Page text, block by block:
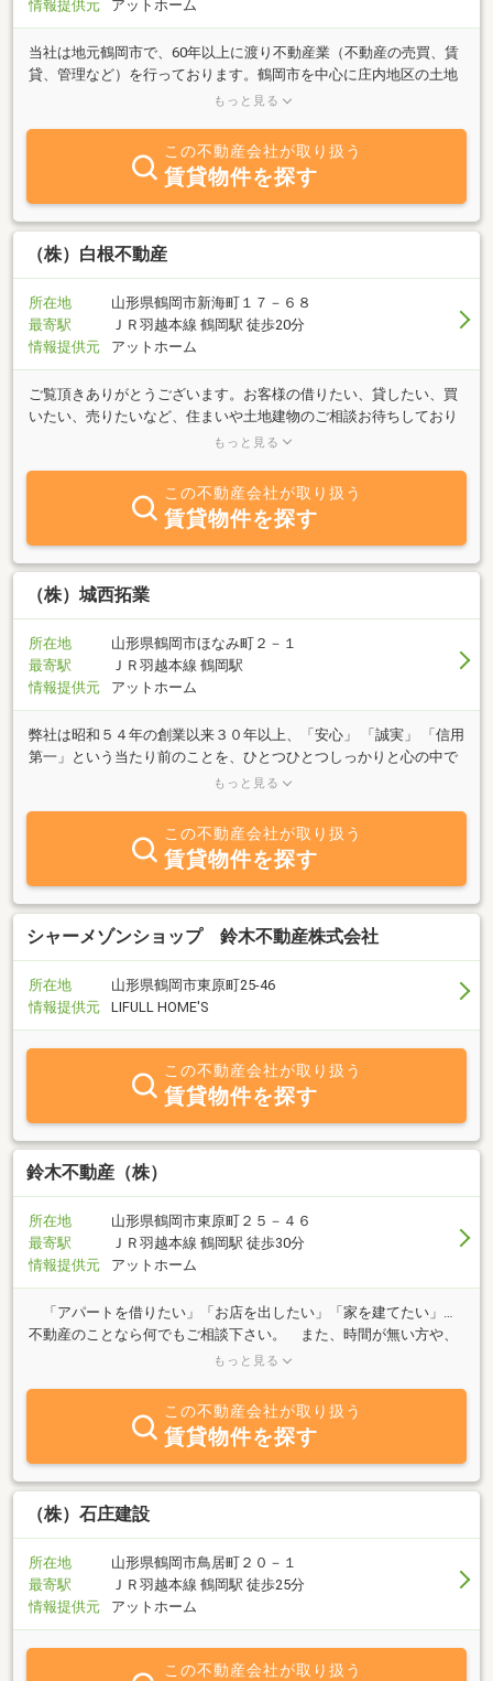
情報提供元 アットホーム
当社は地元鶴岡市で、60年以上に渡り不動産業（不動産の売買、賃
貸、管理など）を行っております。鶴岡市を中心に庄内地区の土地
建物の売買、賃貸のご紹介、物件の管理など不動産のことなら何で
宅」など、不動産に関する困りごと、お悩みごとは様々あり、何か
ら始めればいいか分からない方も多いかと思います。当社は常にお
客様目線で考え、お客様の想いに寄り添ったご提案をさせていただ
きます。まずは、お気軽にご相談ください。不動産に関わるお悩み
を解決する一助になれますと幸いです。
もっと見る
この不動産会社が取り扱う
賃貸物件を探す
（株）白根不動産
所在地
山形県鶴岡市新海町１７－６８
最寄駅
ＪＲ羽越本線 鶴岡駅 徒歩20分
情報提供元
アットホーム
ご覧頂きありがとうございます。お客様の借りたい、貸したい、買
いたい、売りたいなど、住まいや土地建物のご相談お待ちしており
ます。休日はご予約にて対応しておりますので、お気軽にお問い合
もっと見る
この不動産会社が取り扱う
賃貸物件を探す
（株）城西拓業
所在地
山形県鶴岡市ほなみ町２－１
最寄駅
ＪＲ羽越本線 鶴岡駅
情報提供元
アットホーム
弊社は昭和５４年の創業以来３０年以上、「安心」 「誠実」 「信用
第一」という当たり前のことを、ひとつひとつしっかりと心の中で
育てながら、ここまで歩んで参りました。大企業のような大資本、
くても大切なことをしっかりと対応することができる、そんな企業
です。お客様とのひとつひとつの出会いを大切にし、末永くお付き
合いをさせて頂きたい、そして、お客様に満足頂くことが何より弊
社にとっての幸せであると考え、街作りの一端を担うことができれ
ばと考えております。今後ともご指導ご鞭撻を頂けますよう、社員
一同お願い申し上げます。
もっと見る
この不動産会社が取り扱う
賃貸物件を探す
シャーメゾンショップ 鈴木不動産株式会社
所在地
山形県鶴岡市東原町25-46
情報提供元
LIFULL HOME'S
この不動産会社が取り扱う
賃貸物件を探す
鈴木不動産（株）
所在地
山形県鶴岡市東原町２５－４６
最寄駅
ＪＲ羽越本線 鶴岡駅 徒歩30分
情報提供元
アットホーム
「アパートを借りたい」「お店を出したい」「家を建てたい」…
不動産のことなら何でもご相談下さい。 また、時間が無い方や、
県外に居て物件に足を運べない方の為に、ホームページでは物件の
いますので、こまめにチェックしていると、あなたの希望の物件に
めぐり合えるかもしれませんよ。 ブログ『りあるえすてぇいと・
にゅうす』では不動産の小ネタから地元鶴岡の美味しいお店まで幅
広くご紹介しております。営業日は毎日更新しておりますので是非
ご一読いただければ、担当者が泣いて喜びます。
もっと見る
この不動産会社が取り扱う
賃貸物件を探す
（株）石庄建設
所在地
山形県鶴岡市鳥居町２０－１
最寄駅
ＪＲ羽越本線 鶴岡駅 徒歩25分
情報提供元
アットホーム
この不動産会社が取り扱う